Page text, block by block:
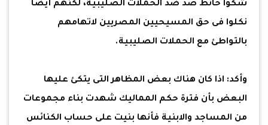
شكوا حائط صد ضد الحملات الصليبية، لكنهم أيضا
نكلوا فى حق المسيحيين المصريين لاتهامهم
بالتواطئ مع الحملات الصليبية.
وأكد: اذا كان هناك بعض المظاهر التى يتكئ عليها
البعض بأن فترة حكم المماليك شهدت بناء مجموعات
من المساجد والابنية فأنها بنيت على حساب الكنائس